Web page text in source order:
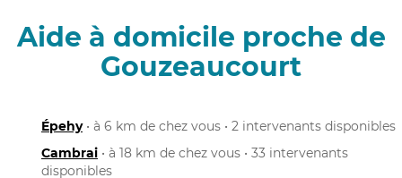
Aide à domicile proche de
Gouzeaucourt
Épehy• à 6 km de chez vous • 2 intervenants disponibles
Cambrai • à 18 km de chez vous • 33 intervenants
disponibles